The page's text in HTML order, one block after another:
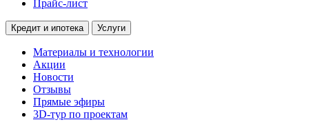
Прайс-лист
Кредит и ипотека Услуги
Материалы и технологии
Акции
Новости
Отзывы
Прямые эфиры
3D-тур по проектам